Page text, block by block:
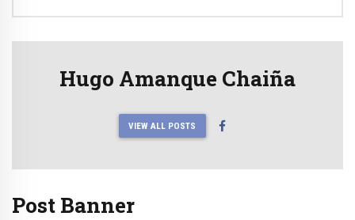
Hugo Amanque Chaiña
VIEW ALL POSTS
Post Banner